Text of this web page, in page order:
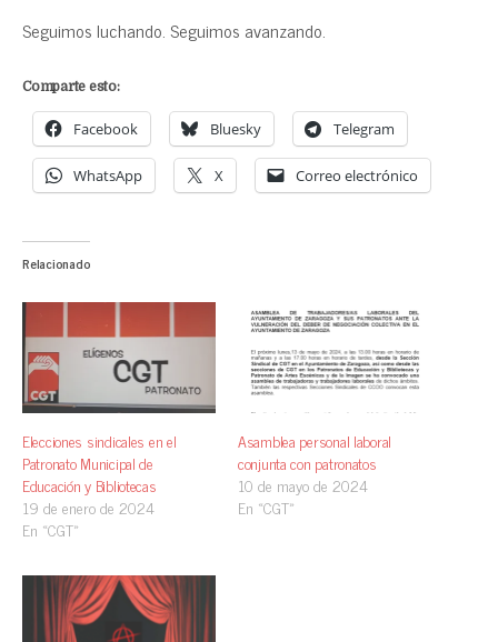
Seguimos luchando. Seguimos avanzando.
Comparte esto:
Facebook Bluesky Telegram
WhatsApp X Correo electrónico
Relacionado
Elecciones sindicales en el
Patronato Municipal de
Educación y Bibliotecas
19 de enero de 2024
En «CGT»
Asamblea personal laboral
conjunta con patronatos
10 de mayo de 2024
En «CGT»